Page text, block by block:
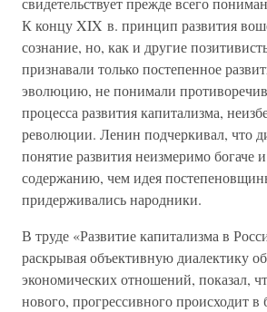
К концу XIX в. принцип развития
сознание, но, как и другие
признавали только постепенное
эволюцию, не понимали
процесса развития капитализма,
революции. Ленин подчеркивал, что
понятие развития неизмеримо богаче
содержанию, чем идея
придерживались народники.
В труде «Развитие капитализма в
раскрывая объективную диалектику
экономических отношений, показал,
нового, прогрессивного происходит в